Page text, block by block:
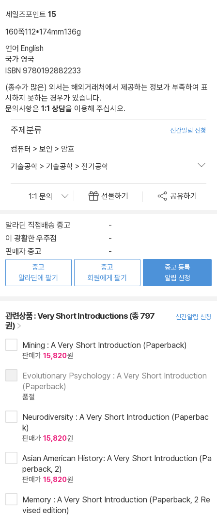
세일즈포인트 15
160쪽112*174mm136g
언어 English
국가 영국
ISBN 9780192882233
(종수가 많은) 외서는 해외거래처에서 제공하는 정보가 부족하여 표
시하지 못하는 경우가 있습니다.
문의사항은 1:1 상담을 이용해 주십시오.
주제분류 신간알림 신청
컴퓨터 > 보안 > 암호
기술공학 > 기술공학 > 전기공학
선물하기 공유하기
알라딘 직접배송 중고
-
이 광활한 우주점
-
판매자 중고
-
중고
알라딘에 팔기
중고
회원에게 팔기
중고 등록
알림 신청
관련상품 :Very Short Introductions (총 797
권)
신간알림 신청
Mining : A Very Short Introduction (Paperback)
판매가 15,820원
Evolutionary Psychology : A Very Short Introduction
(Paperback)
품절
Neurodiversity : A Very Short Introduction (Paperbac
k)
판매가 15,820원
Asian American History: A Very Short Introduction (Pa
perback, 2)
판매가 15,820원
Memory : A Very Short Introduction (Paperback, 2 Re
vised edition)